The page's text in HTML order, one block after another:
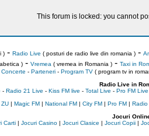
This forum is locked: you cannot
)- Radio Live ( posturi de radio live din romania )-
)- Vremea ( vremea in Romania )- Taxi in
Concerte - Parteneri- Program TV( program tv in
Radio Live in
- Radio 21 Live - Kiss FM live - Total Live - Pro FM Live
| Magic FM| National FM| City FM| Pro FM| Radio
Jocuri
Carti| Jocuri Casino| Jocuri Clasice | Jocuri Copii|